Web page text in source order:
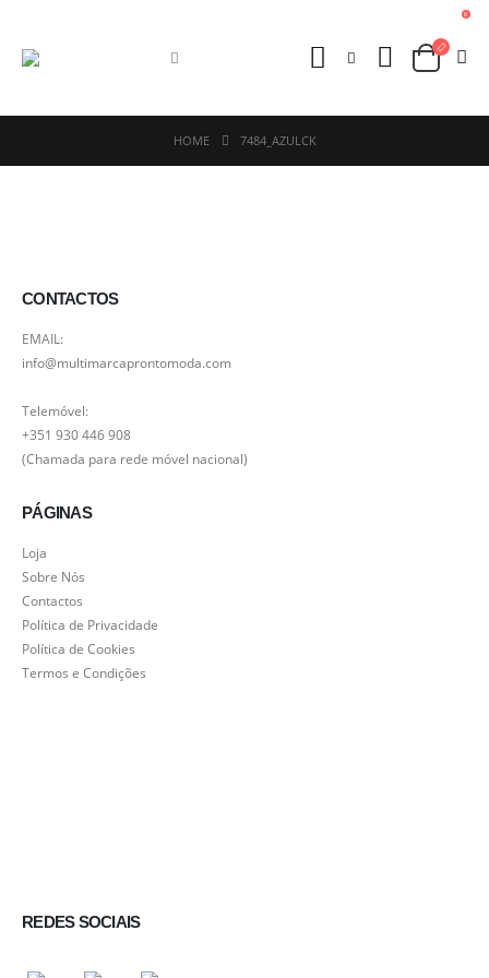
0
HOME 7484_AZULCK
CONTACTOS
EMAIL:
info@multimarcaprontomoda.com
Telemóvel:
+351 930 446 908
(Chamada para rede móvel nacional)
PÁGINAS
Loja
Sobre Nós
Contactos
Política de Privacidade
Política de Cookies
Termos e Condições
REDES SOCIAIS